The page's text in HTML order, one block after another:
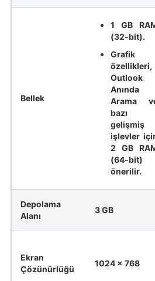
Bellek
1 GB
(32-bit).
Grafik
özellikleri,
Outlook
Anında
Arama
bazı
gelişmiş
işlevler
2 GB
(64-bit)
önerilir.
Depolama
Alanı
3 GB
Ekran
Çözünürlüğü
1024 x 768